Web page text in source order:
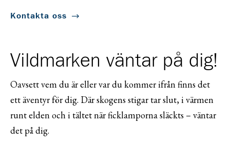
Kontakta oss
Vildmarken väntar på dig!
Oavsett vem du är eller var du kommer ifrån finns det
ett äventyr för dig. Där skogens stigar tar slut, i värmen
runt elden och i tältet när ficklamporna släckts – väntar
det på dig.